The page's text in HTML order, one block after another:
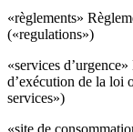
«règlements»
(«regulations»)
«services
d’exécution de la loi
services»)
«site de